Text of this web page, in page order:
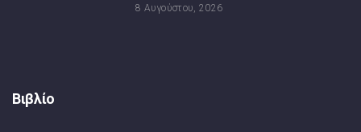
8 Αυγούστου, 2026
Βιβλίο